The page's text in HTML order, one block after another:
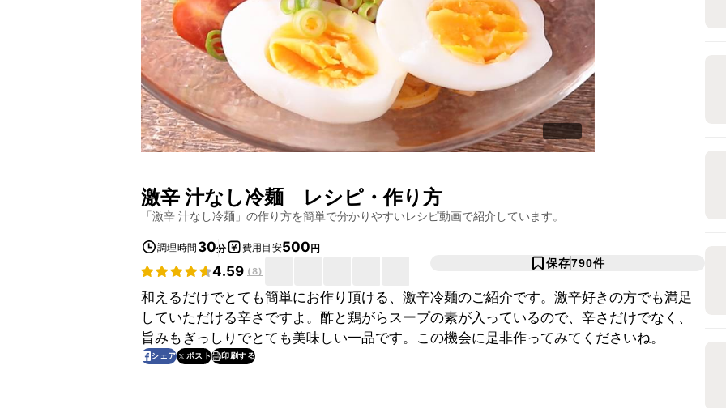
激辛 汁なし冷麺 レシピ・作り方
「激辛 汁なし冷麺 」の作り方を簡単で分かりやすいレシピ動画で紹介しています。
調理時間 30分 費用目安500円
4.59 (8)
保存790件
和えるだけでとても簡単にお作り頂ける、激辛冷麺のご紹介です。激辛好きの方でも満足
していただける辛さですよ。酢と鶏がらスープの素が入っているので、辛さだけでなく、
旨みもぎっしりでとても美味しい一品です。この機会に是非作ってみてくださいね。
シェア ポスト 印刷する